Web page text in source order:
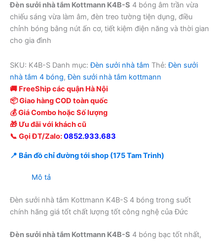
Đèn sưởi nhà tắm Kottmann K4B-S 4 bóng âm trần vừa
chiếu sáng vừa làm âm, đèn treo tường tiện dụng, điều
chỉnh bóng bằng nút ấn cơ, tiết kiệm điện năng và thời gian
cho gia đình
SKU: K4B-S Danh mục:Đèn sưởi nhà tắm Thẻ:Đèn sưởi
nhà tắm 4 bóng,Đèn sưởi nhà tắm kottmann
🚚 FreeShip các quận Hà Nội
📦 Giao hàng COD toàn quốc
💰 Giá Combo hoặc Số lượng
🎁 Ưu đãi với khách cũ
📞 Gọi ĐT/Zalo:0852.933.683
📍 Bản đồ chỉ đường tới shop (175 Tam Trinh)
Mô tả
Đèn sưởi nhà tắm Kottmann K4B-S 4 bóng trong suốt
chính hãng giá tốt chất lượng tốt công nghệ của Đức
Đèn sưởi nhà tắm Kottmann K4B-S 4 bóng bạc tốt nhất,